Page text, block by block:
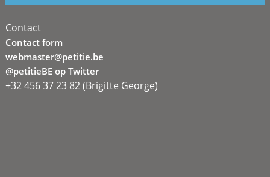
Contact
Contact form
webmaster@petitie.be
@petitieBE op Twitter
+32 456 37 23 82 (Brigitte George)